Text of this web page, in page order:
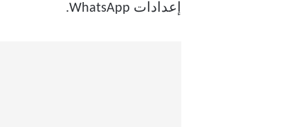
إعدادات WhatsApp.